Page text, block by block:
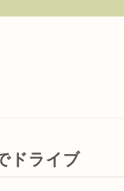
ドライブ